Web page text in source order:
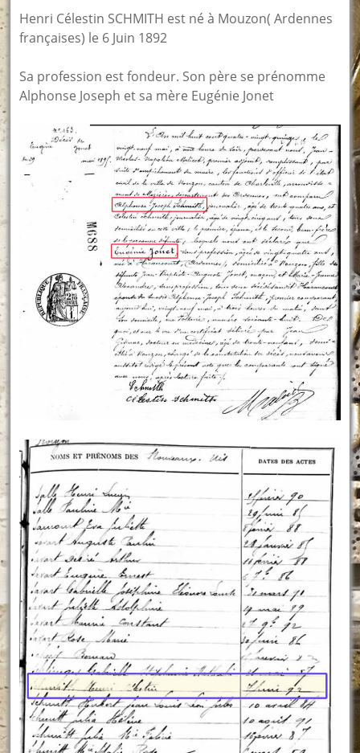
Henri Célestin SCHMITH est né à Mouzon( Ardennes
françaises) le 6 Juin 1892
Sa profession est fondeur. Son père se prénomme
Alphonse Joseph et sa mère Eugénie Jonet